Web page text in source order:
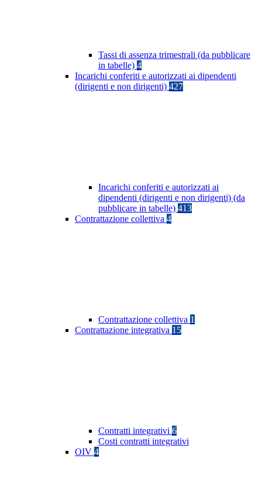
Tassi di assenza trimestrali (da pubblicare
in tabelle) 4
Incarichi conferiti e autorizzati ai dipendenti
(dirigenti e non dirigenti) 427
Incarichi conferiti e autorizzati ai
dipendenti (dirigenti e non dirigenti) (da
pubblicare in tabelle) 413
Contrattazione collettiva 4
Contrattazione collettiva 1
Contrattazione integrativa 15
Contratti integrativi 6
Costi contratti integrativi
OIV 4